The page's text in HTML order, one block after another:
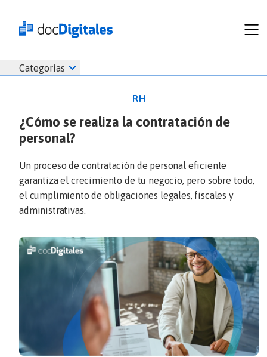
Empresas
Prueba Gratis
Ventas 686 520 0479
Iniciar
sesión
Línea
docDigitales
Categorías
Inicio
Nómina
Emprendimiento
Noticias
Comunicados
RH
¿Cómo se realiza la contratación de
personal?
Un proceso de contratación de personal eficiente
garantiza el crecimiento de tu negocio, pero sobre todo,
el cumplimiento de obligaciones legales, fiscales y
administrativas.